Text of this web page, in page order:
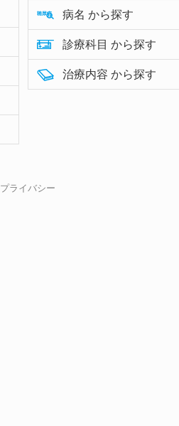
病名 から探す
診療科目 から探す
治療内容 から探す
プライバシー